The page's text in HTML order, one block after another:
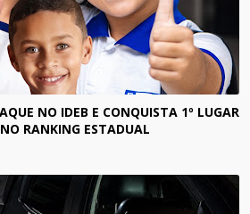
NO IDEB E CONQUISTA 1º LUGAR
RANKING ESTADUAL